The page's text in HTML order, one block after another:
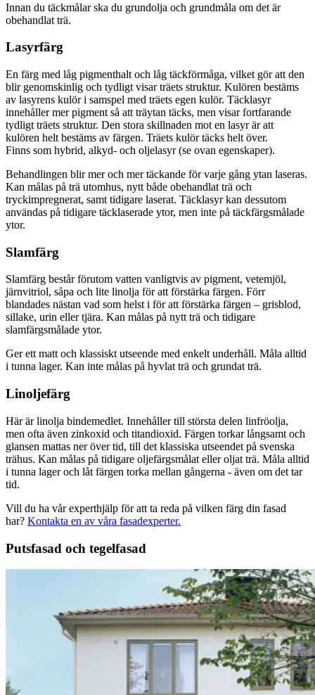
Innan du täckmålar ska du grundolja och grundmåla om det är
obehandlat trä.
Lasyrfärg
En färg med låg pigmenthalt och låg täckförmåga, vilket gör att den
blir genomskinlig och tydligt visar träets struktur. Kulören bestäms
av lasyrens kulör i samspel med träets egen kulör. Täcklasyr
innehåller mer pigment så att träytan täcks, men visar fortfarande
tydligt träets struktur. Den stora skillnaden mot en lasyr är att
kulören helt bestäms av färgen. Träets kulör täcks helt över.
Finns som hybrid, alkyd- och oljelasyr (se ovan egenskaper).
Behandlingen blir mer och mer täckande för varje gång ytan laseras.
Kan målas på trä utomhus, nytt både obehandlat trä och
tryckimpregnerat, samt tidigare laserat. Täcklasyr kan dessutom
användas på tidigare täcklaserade ytor, men inte på täckfärgsmålade
ytor.
Slamfärg
Slamfärg består förutom vatten vanligtvis av pigment, vetemjöl,
järnvitriol, såpa och lite linolja för att förstärka färgen. Förr
blandades nästan vad som helst i för att förstärka färgen – grisblod,
sillake, urin eller tjära. Kan målas på nytt trä och tidigare
slamfärgsmålade ytor.
Ger ett matt och klassiskt utseende med enkelt underhåll. Måla alltid
i tunna lager. Kan inte målas på hyvlat trä och grundat trä.
Linoljefärg
Här är linolja bindemedlet. Innehåller till största delen linfröolja,
men ofta även zinkoxid och titandioxid. Färgen torkar långsamt och
glansen mattas ner över tid, till det klassiska utseendet på svenska
trähus. Kan målas på tidigare oljefärgsmålat eller oljat trä. Måla alltid
i tunna lager och låt färgen torka mellan gångerna - även om det tar
tid.
Vill du ha vår experthjälp för att ta reda på vilken färg din fasad
har? Kontakta en av våra fasadexperter.
Putsfasad och tegelfasad